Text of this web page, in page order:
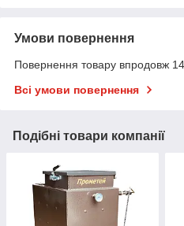
Умови повернення
Повернення товару впродовж
Всі умови повернення
Подібні товари компанії